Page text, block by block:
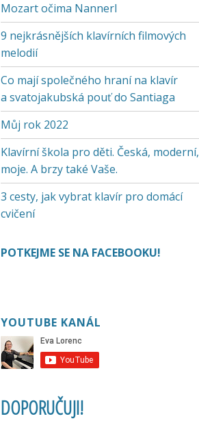
Mozart očima Nannerl
9 nejkrásnějších klavírních filmových
melodií
Co mají společného hraní na klavír
a svatojakubská pouť do Santiaga
Můj rok 2022
Klavírní škola pro děti. Česká, moderní,
moje. A brzy také Vaše.
3 cesty, jak vybrat klavír pro domácí
cvičení
POTKEJME SE NA FACEBOOKU!
YOUTUBE KANÁL
DOPORUČUJI!